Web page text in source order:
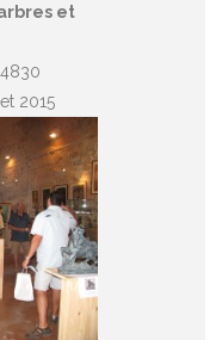
et
2015